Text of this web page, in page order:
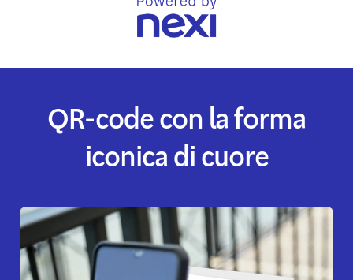
QR-code con la forma
iconica di cuore